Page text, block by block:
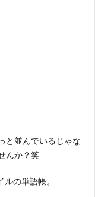
と並んでいるじゃな
んか？笑
の単語帳。